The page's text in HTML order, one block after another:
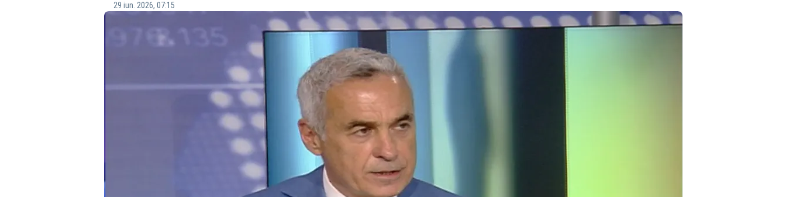
29 iun. 2026, 07:15